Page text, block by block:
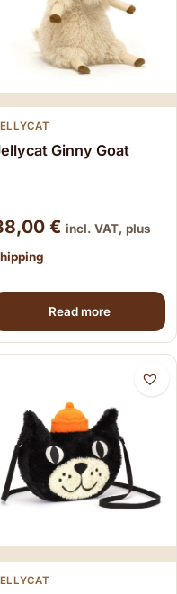
Ginny Goat
€ incl. VAT, plus
Read more